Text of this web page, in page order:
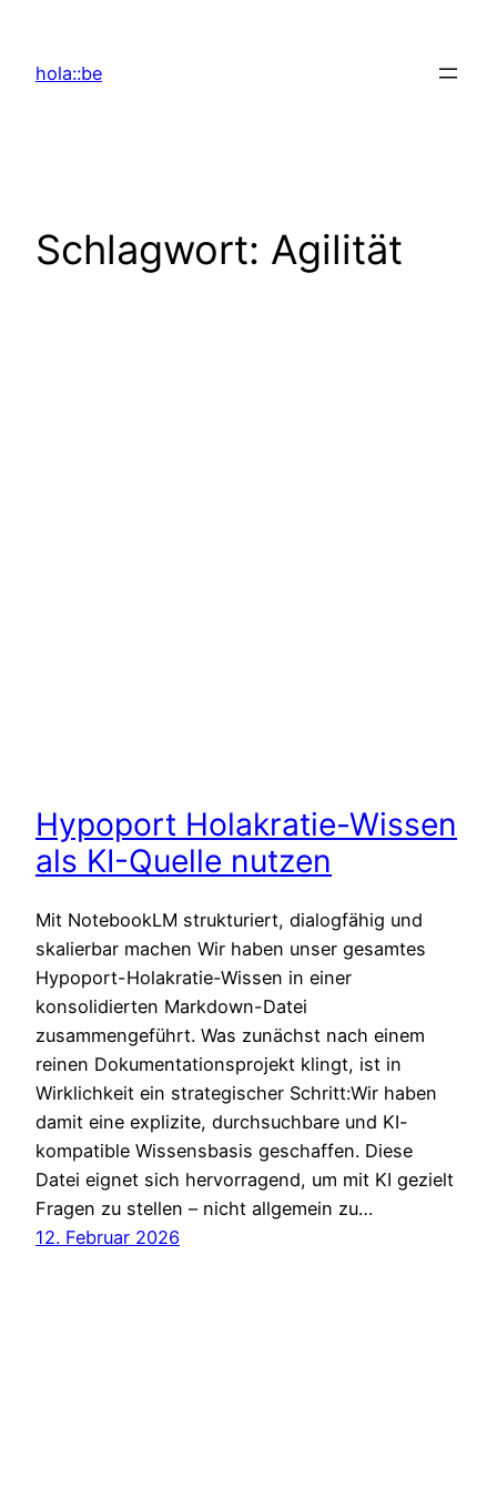
springen
hola::be
Schlagwort: Agilität
Hypoport Holakratie-Wissen
als KI-Quelle nutzen
Mit NotebookLM strukturiert, dialogfähig und
skalierbar machen Wir haben unser gesamtes
Hypoport-Holakratie-Wissen in einer
konsolidierten Markdown-Datei
zusammengeführt. Was zunächst nach einem
reinen Dokumentationsprojekt klingt, ist in
Wirklichkeit ein strategischer Schritt:Wir haben
damit eine explizite, durchsuchbare und KI-
kompatible Wissensbasis geschaffen. Diese
Datei eignet sich hervorragend, um mit KI gezielt
Fragen zu stellen – nicht allgemein zu…
12. Februar 2026